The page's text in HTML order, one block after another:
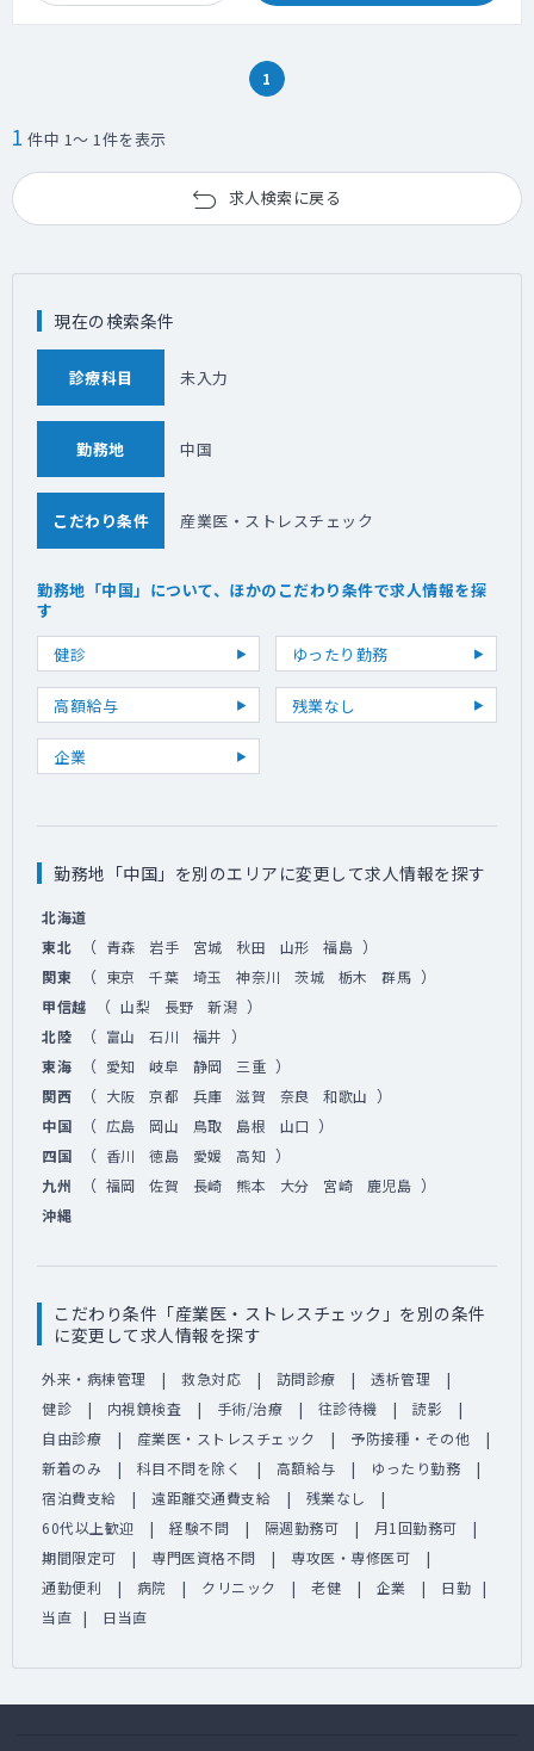
1
1 件中 1～ 1件を表示
求人検索に戻る
現在の検索条件
診療科目 未入力
勤務地 中国
こだわり条件 産業医・ストレスチェック
勤務地「中国」について、ほかのこだわり条件で求人情報を探
す
健診
ゆったり勤務
高額給与 残業なし
企業
勤務地「中国」を別のエリアに変更して求人情報を探す
北海道
東北
（ 青森 岩手 宮城 秋田 山形 福島 ）
関東 （ 東京 千葉 埼玉 神奈川 茨城 栃木 群馬 ）
甲信越 （ 山梨 長野 新潟 ）
北陸 （ 富山 石川 福井 ）
東海 （ 愛知 岐阜 静岡 三重 ）
関西 （ 大阪 京都 兵庫 滋賀 奈良 和歌山 ）
中国 （ 広島 岡山 鳥取 島根 山口 ）
四国 （ 香川 徳島 愛媛 高知 ）
九州 （ 福岡 佐賀 長崎 熊本 大分 宮崎 鹿児島 ）
沖縄
こだわり条件「産業医・ストレスチェック」を別の条件
に変更して求人情報を探す
外来・病棟管理 救急対応 訪問診療
透析管理
健診
内視鏡検査 手術/治療 往診待機
読影
自由診療
産業医・ストレスチェック
予防接種・その他
新着のみ
科目不問を除く 高額給与
ゆったり勤務
宿泊費支給
遠距離交通費支給
残業なし
60代以上歓迎
経験不問 隔週勤務可
月1回勤務可
期間限定可
専門医資格不問
専攻医・専修医可
通勤便利
病院 クリニック 老健 企業
日勤
当直
日当直